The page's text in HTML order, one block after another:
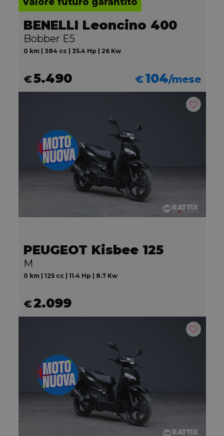
Valore futuro garantito
BENELLI Leoncino 400
Bobber E5
0 km | 384 cc | 35.4 Hp | 26 Kw
€5.490 €104/mese
PEUGEOT Kisbee 125
M
0 km | 125 cc | 11.4 Hp | 8.7 Kw
€2.099